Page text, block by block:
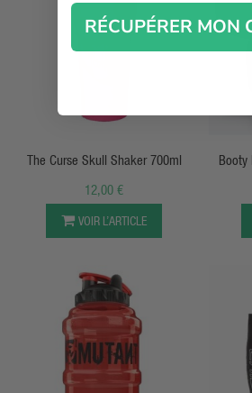
APERÇU RAPIDE
The Curse Skull Shaker 700ml
12,00 €
VOIR L’ARTICLE
Booty
RÉCUPÉRER MON